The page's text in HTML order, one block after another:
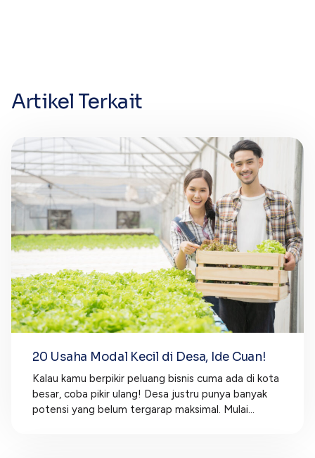
Artikel Terkait
20 Usaha Modal Kecil di Desa, Ide Cuan!
Kalau kamu berpikir peluang bisnis cuma ada di kota
besar, coba pikir ulang! Desa justru punya banyak
potensi yang belum tergarap maksimal. Mulai...